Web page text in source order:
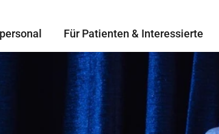
Für Patienten & Interessierte